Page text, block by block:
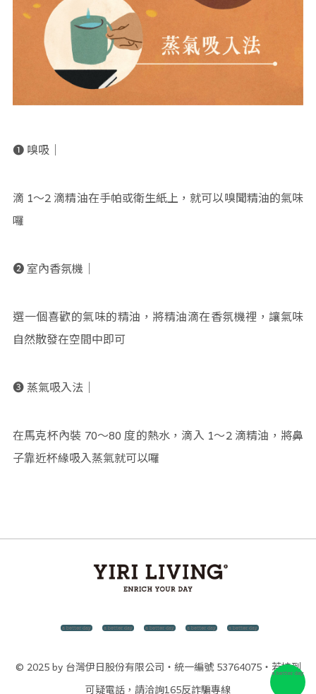
➊ 嗅吸｜
滴 1～2 滴精油在手帕或衛生紙上，就可以嗅聞精油的氣味
囉
➋ 室內香氛機｜
選一個喜歡的氣味的精油，將精油滴在香氛機裡，讓氣味
自然散發在空間中即可
➌ 蒸氣吸入法｜
在馬克杯內裝 70～80 度的熱水，滴入 1～2 滴精油，將鼻
子靠近杯緣吸入蒸氣就可以囉
© 2025 by 台灣伊日股份有限公司・統一編號 53764075・若接到
可疑電話，請洽詢165反詐騙專線